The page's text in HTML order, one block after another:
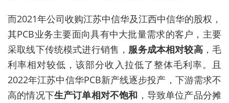
而2021年公司收购江苏中信华及江西中信华的股权，
其PCB业务主要面向具有中大批量需求的客户，主要
采取线下传统模式进行销售， 服务成本相对较高，毛
利率相对较低，该部分收入拉低了整体毛利率。且
2022年江苏中信华PCB新产线逐步投产，下游需求不
高的情况下生产订单相对不饱和 ，导致单位产品分摊